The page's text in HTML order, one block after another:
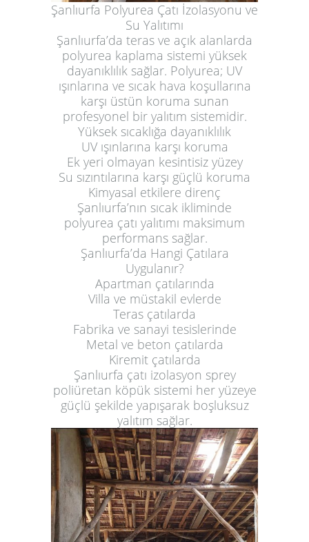
Şanlıurfa Polyurea Çatı İzolasyonu ve
Su Yalıtımı
Şanlıurfa’da teras ve açık alanlarda
polyurea kaplama sistemi yüksek
dayanıklılık sağlar. Polyurea; UV
ışınlarına ve sıcak hava koşullarına
karşı üstün koruma sunan
profesyonel bir yalıtım sistemidir.
Yüksek sıcaklığa dayanıklılık
UV ışınlarına karşı koruma
Ek yeri olmayan kesintisiz yüzey
Su sızıntılarına karşı güçlü koruma
Kimyasal etkilere direnç
Şanlıurfa’nın sıcak ikliminde
polyurea çatı yalıtımı maksimum
performans sağlar.
Şanlıurfa’da Hangi Çatılara
Uygulanır?
Apartman çatılarında
Villa ve müstakil evlerde
Teras çatılarda
Fabrika ve sanayi tesislerinde
Metal ve beton çatılarda
Kiremit çatılarda
Şanlıurfa çatı izolasyon sprey
poliüretan köpük sistemi her yüzeye
güçlü şekilde yapışarak boşluksuz
yalıtım sağlar.